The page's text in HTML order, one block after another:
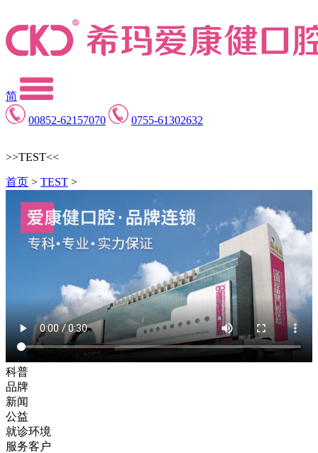
简
00852-62157070
0755-61302632
>>TEST<<
首页 > TEST >
科普
品牌
新闻
公益
就诊环境
服务客户